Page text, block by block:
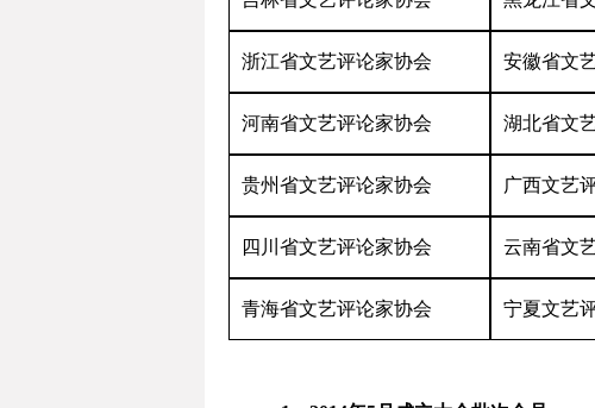
浙江省文艺评论家协会 安徽省文
河南省文艺评论家协会 湖北省文
贵州省文艺评论家协会 广西文艺
四川省文艺评论家协会 云南省文
青海省文艺评论家协会 宁夏文艺